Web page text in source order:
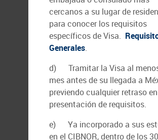
cercanos a su lugar de
para conocer los requisitos
específicos de Visa.
Generales.
d) Tramitar la Visa al
mes antes de su llegada a
previendo cualquier retraso
presentación de requisitos.
e) Ya incorporado a sus
en el CIBNOR, dentro de los